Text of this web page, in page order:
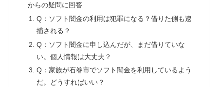
からの疑問に回答
Q：ソフト闇金の利用は犯罪になる？借りた側も逮
捕される？
Q：ソフト闇金に申し込んだが、まだ借りていな
い。個人情報は大丈夫？
Q：家族が石巻市でソフト闇金を利用しているよう
だ。どうすればいい？